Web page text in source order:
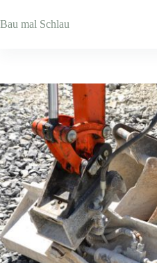
Inhalt
springen
Bau mal Schlau